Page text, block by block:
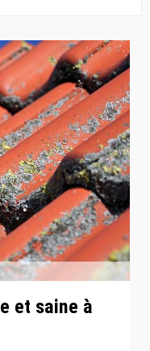
et saine à